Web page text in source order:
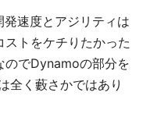
速度とアジリティは
トをケチりたかった
のでDynamoの部分を
全く藪さかではあり